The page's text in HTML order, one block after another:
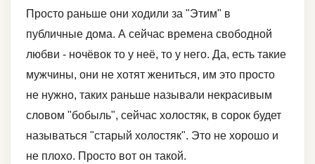
Просто раньше они ходили за "Этим" в
публичные дома. А сейчас времена свободной
любви - ночёвок то у неё, то у него. Да, есть такие
мужчины, они не хотят жениться, им это просто
не нужно, таких раньше называли некрасивым
словом "бобыль", сейчас холостяк, в сорок будет
называться "старый холостяк". Это не хорошо и
не плохо. Просто вот он такой.